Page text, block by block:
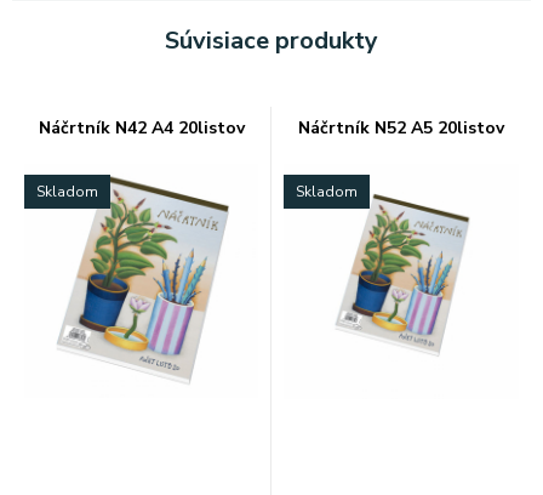
Súvisiace produkty
Náčrtník N42 A4 20listov
Skladom
Náčrtník N52 A5 20listov
Skladom